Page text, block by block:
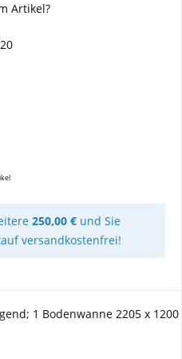
Artikel?
250,00 €und Sie
versandkostenfrei!
1 Bodenwanne 2205 x 1200